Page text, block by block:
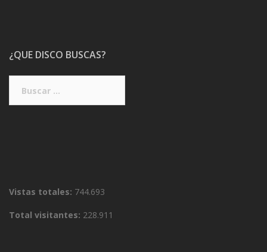
¿QUE DISCO BUSCAS?
Vistas totales: 744.693
Total visitantes: 228.911